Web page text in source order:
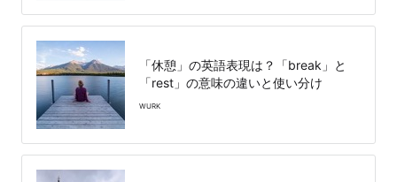
「休憩」の英語表現は？「break」と
「rest」の意味の違いと使い分け
WURK